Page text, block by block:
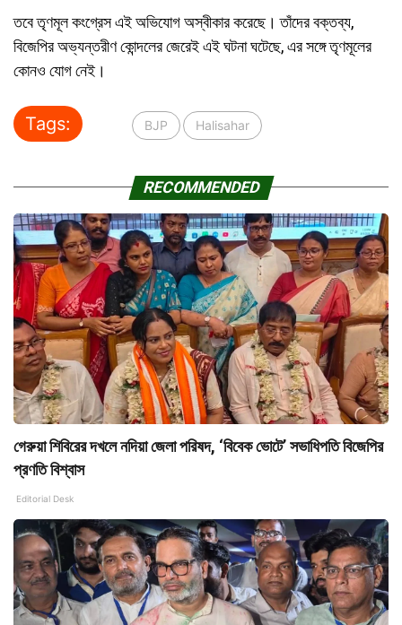
তবে তৃণমূল কংগ্রেস এই অভিযোগ অস্বীকার করেছে। তাঁদের বক্তব্য,
বিজেপির অভ্যন্তরীণ কোন্দলের জেরেই এই ঘটনা ঘটেছে, এর সঙ্গে তৃণমূলের
কোনও যোগ নেই।
Tags: BJP Halisahar
RECOMMENDED
গেরুয়া শিবিরের দখলে নদিয়া জেলা পরিষদ, ‘বিবেক ভোটে’ সভাধিপতি বিজেপির
প্রণতি বিশ্বাস
Editorial Desk